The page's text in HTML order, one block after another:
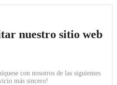
nuestro sitio web
con nosotros de las siguientes
más sincero!